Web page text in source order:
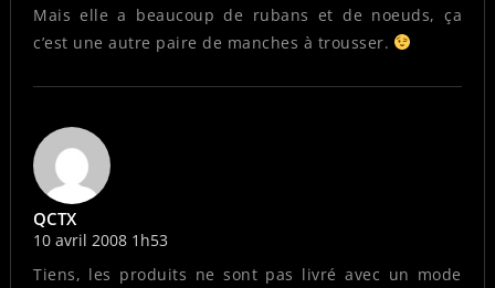
Mais elle a beaucoup de rubans et de noeuds, ça
c’est une autre paire de manches à trousser.
QCTX
10 avril 2008 1h53
Tiens, les produits ne sont pas livré avec un mode